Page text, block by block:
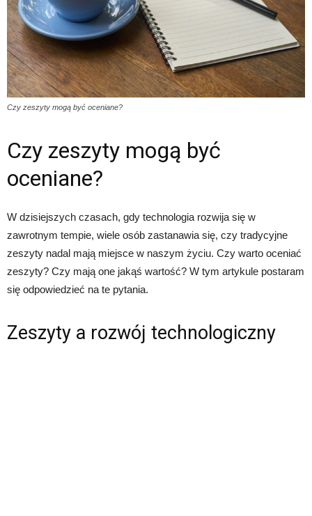
Czy zeszyty mogą być oceniane?
Czy zeszyty mogą być
oceniane?
W dzisiejszych czasach, gdy technologia rozwija się w
zawrotnym tempie, wiele osób zastanawia się, czy tradycyjne
zeszyty nadal mają miejsce w naszym życiu. Czy warto oceniać
zeszyty? Czy mają one jakąś wartość? W tym artykule postaram
się odpowiedzieć na te pytania.
Zeszyty a rozwój technologiczny